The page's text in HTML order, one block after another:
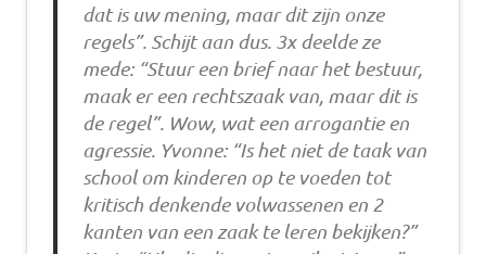
dat is uw mening, maar dit zijn onze
regels”. Schijt aan dus. 3x deelde ze
mede: “Stuur een brief naar het bestuur,
maak er een rechtszaak van, maar dit is
de regel”. Wow, wat een arrogantie en
agressie. Yvonne: “Is het niet de taak van
school om kinderen op te voeden tot
kritisch denkende volwassenen en 2
kanten van een zaak te leren bekijken?”